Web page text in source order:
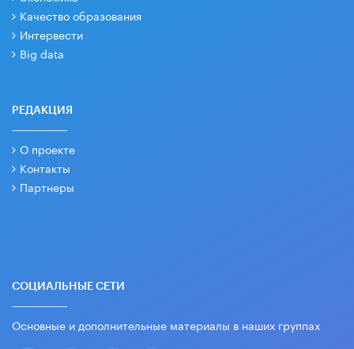
Качество образования
Интервести
Big data
РЕДАКЦИЯ
О проекте
Контакты
Партнеры
СОЦИАЛЬНЫЕ СЕТИ
Основные и дополнительные материалы в наших группах